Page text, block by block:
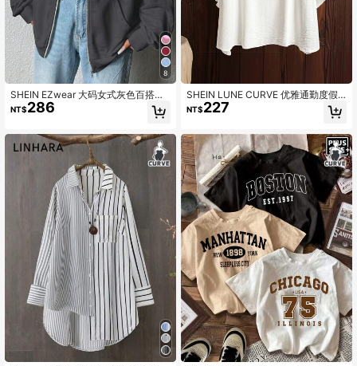
8
SHEIN EZwear 大码女式灰色百搭休
闲连帽长袖卫衣，适合秋冬季节穿着
NT$286
SHEIN LUNE CURVE 优雅通勤度假
休闲白色圆领 3/4 袖宽松衬衫，时尚
舒适面料，加大码，春夏秋
NT$227